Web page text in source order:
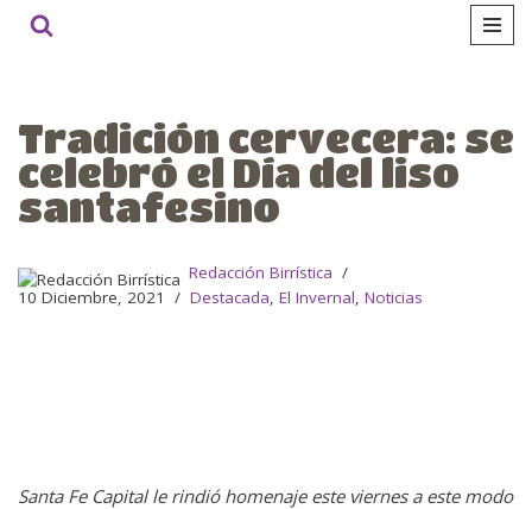
contenido
Tradición cervecera: se
celebró el Día del liso
santafesino
Redacción Birrística
10 Diciembre, 2021
Destacada, El Invernal, Noticias
Santa Fe Capital le rindió homenaje este viernes a este modo